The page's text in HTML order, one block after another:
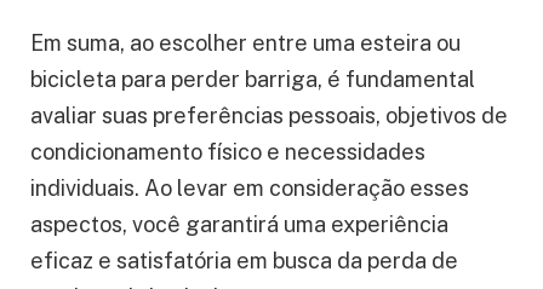
Em suma, ao escolher entre uma esteira ou
bicicleta para perder barriga, é fundamental
avaliar suas preferências pessoais, objetivos de
condicionamento físico e necessidades
individuais. Ao levar em consideração esses
aspectos, você garantirá uma experiência
eficaz e satisfatória em busca da perda de